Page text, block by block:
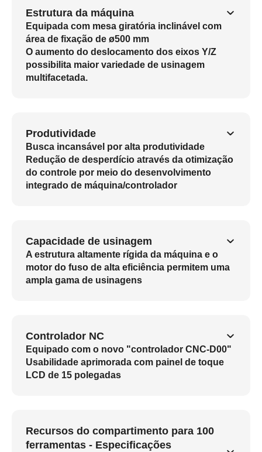
Estrutura da máquina
Equipada com mesa giratória inclinável com
área de fixação de ø500 mm
O aumento do deslocamento dos eixos Y/Z
possibilita maior variedade de usinagem
multifacetada.
Produtividade
Busca incansável por alta produtividade
Redução de desperdício através da otimização
do controle por meio do desenvolvimento
integrado de máquina/controlador
Capacidade de usinagem
A estrutura altamente rígida da máquina e o
motor do fuso de alta eficiência permitem uma
ampla gama de usinagens
Controlador NC
Equipado com o novo "controlador CNC-D00"
Usabilidade aprimorada com painel de toque
LCD de 15 polegadas
Recursos do compartimento para 100
ferramentas - Especificações